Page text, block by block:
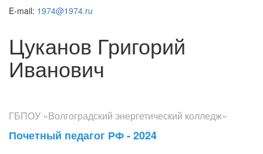
E-mail: 1974@1974.ru
Цуканов Григорий
Иванович
ГБПОУ «Волгоградский энергетический колледж»
Почетный педагог РФ - 2024